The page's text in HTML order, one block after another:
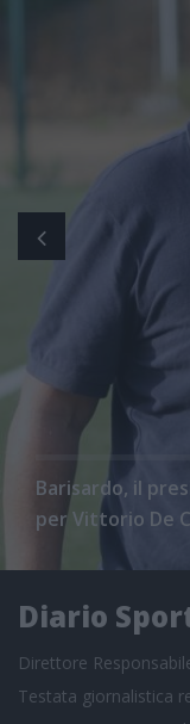
Barisardo, il
per Vittorio De
Diario
Direttore
Testata giornalistica